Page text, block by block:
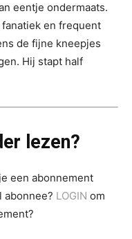
eentje ondermaats.
fanatiek en frequent
de fijne kneepjes
Hij stapt half
lezen?
een abonnement
abonnee? LOGIN om